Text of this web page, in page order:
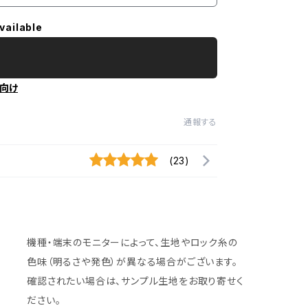
け
通報する
(23)
機種・端末のモニターによって、生地やロック糸の
色味（明るさや発色）が異なる場合がございます。
確認されたい場合は、サンプル生地をお取り寄せく
ださい。